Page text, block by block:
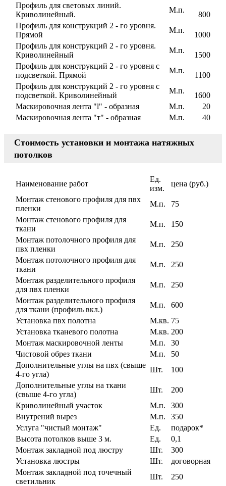
Профиль для световых линий.
Криволинейный.
М.п.
800
Профиль для конструкций 2 - го уровня.
Прямой
М.п.
1000
Профиль для конструкций 2 - го уровня.
Криволинейный
М.п.
1500
Профиль для конструкций 2 - го уровня с
подсветкой. Прямой
М.п.
1100
Профиль для конструкций 2 - го уровня с
подсветкой. Криволинейный
М.п.
1600
Маскировочная лента "l" - образная
М.п.
20
Маскировочная лента "т" - образная
М.п. 40
Стоимость установки и монтажа натяжных
потолков
Наименование работ
Ед.
изм.
цена (руб.)
Монтаж стенового профиля для пвх
пленки
М.п.
75
Монтаж стенового профиля для
ткани
М.п.
150
Монтаж потолочного профиля для
пвх пленки
М.п.
250
Монтаж потолочного профиля для
ткани
М.п.
250
Монтаж разделительного профиля
для пвх пленки
М.п.
250
Монтаж разделительного профиля
для ткани (профиль вкл.)
М.п.
600
Установка пвх полотна
М.кв. 75
Установка тканевого полотна
М.кв. 200
Монтаж маскировочной ленты
М.п.
30
Чистовой обрез ткани
М.п.
50
Дополнительные углы на пвх (свыше
4-го угла)
Шт.
100
Дополнительные углы на ткани
(свыше 4-го угла)
Шт.
200
Криволинейный участок
М.п.
300
Внутрений вырез
М.п.
350
Услуга "чистый монтаж"
Ед.
подарок*
Высота потолков выше 3 м.
Ед.
0,1
Монтаж закладной под люстру
Шт.
300
Установка люстры
Шт.
договорная
Монтаж закладной под точечный
светильник
Шт.
250